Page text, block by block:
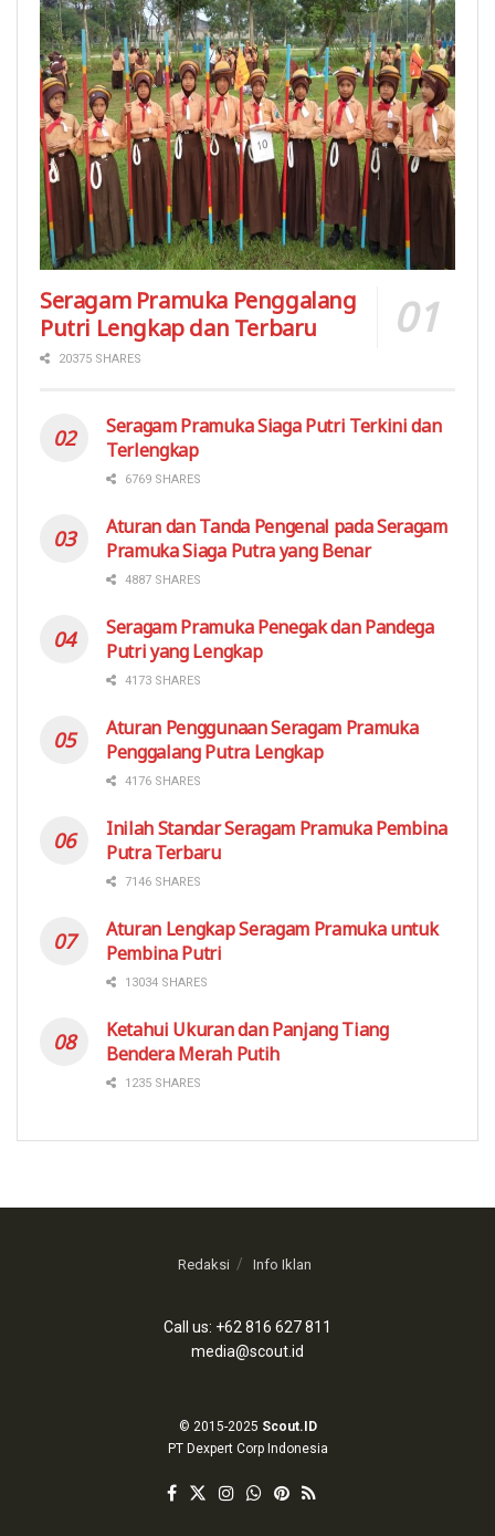
Seragam Pramuka Penggalang
Putri Lengkap dan Terbaru
20375 SHARES
Seragam Pramuka Siaga Putri Terkini dan
Terlengkap
6769 SHARES
Aturan dan Tanda Pengenal pada Seragam
Pramuka Siaga Putra yang Benar
4887 SHARES
Seragam Pramuka Penegak dan Pandega
Putri yang Lengkap
4173 SHARES
Aturan Penggunaan Seragam Pramuka
Penggalang Putra Lengkap
4176 SHARES
Inilah Standar Seragam Pramuka Pembina
Putra Terbaru
7146 SHARES
Aturan Lengkap Seragam Pramuka untuk
Pembina Putri
13034 SHARES
Ketahui Ukuran dan Panjang Tiang
Bendera Merah Putih
1235 SHARES
Redaksi Info Iklan
Call us: +62 816 627 811
media@scout.id
© 2015-2025 Scout.ID
PT Dexpert Corp Indonesia